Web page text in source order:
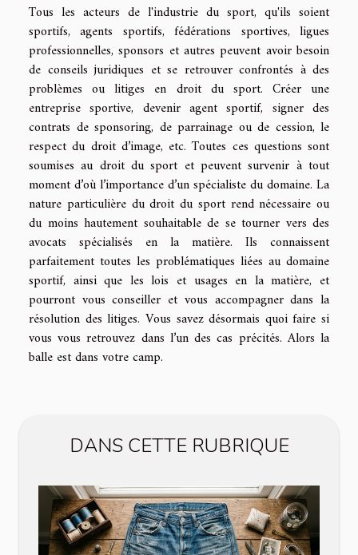
Tous les acteurs de l'industrie du sport, qu'ils soient
sportifs, agents sportifs, fédérations sportives, ligues
professionnelles, sponsors et autres peuvent avoir besoin
de conseils juridiques et se retrouver confrontés à des
problèmes ou litiges en droit du sport. Créer une
entreprise sportive, devenir agent sportif, signer des
contrats de sponsoring, de parrainage ou de cession, le
respect du droit d’image, etc. Toutes ces questions sont
soumises au droit du sport et peuvent survenir à tout
moment d’où l’importance d’un spécialiste du domaine. La
nature particulière du droit du sport rend nécessaire ou
du moins hautement souhaitable de se tourner vers des
avocats spécialisés en la matière. Ils connaissent
parfaitement toutes les problématiques liées au domaine
sportif, ainsi que les lois et usages en la matière, et
pourront vous conseiller et vous accompagner dans la
résolution des litiges. Vous savez désormais quoi faire si
vous vous retrouvez dans l’un des cas précités. Alors la
balle est dans votre camp.
DANS CETTE RUBRIQUE